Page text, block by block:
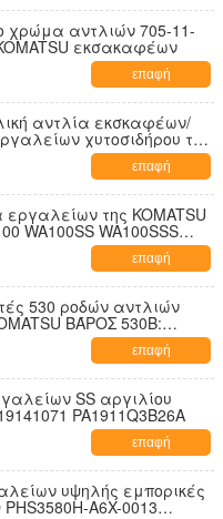
χρώμα αντλιών 705-11-
εκσακαφέων
επαφή
αντλία εκσκαφέων/
χυτοσιδήρου της
επαφή
της KOMATSU
WA100SS WA100SSS
επαφή
530 ροδών αντλιών
ΒΆΡΟΣ 530B:
επαφή
SS αργιλίου
PA1911Q3B26A
επαφή
υψηλής εμπορικές
A6X-0013